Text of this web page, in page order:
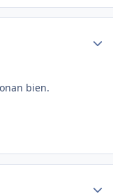
bien.